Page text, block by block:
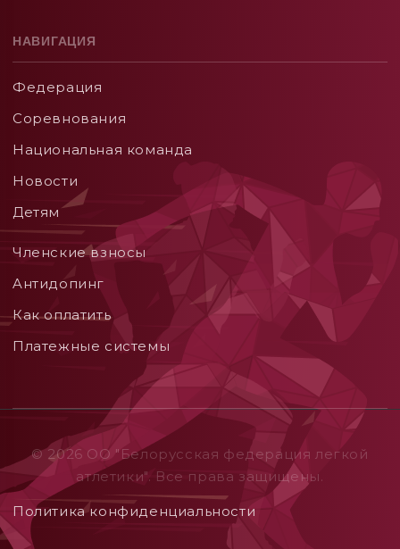
НАВИГАЦИЯ
Федерация
Соревнования
Национальная команда
Новости
Детям
Членские взносы
Aнтидопинг
Как оплатить
Платежные системы
© 2026 ОO "Белорусская федерация легкой
атлетики". Все права защищены.
Политика конфиденциальности